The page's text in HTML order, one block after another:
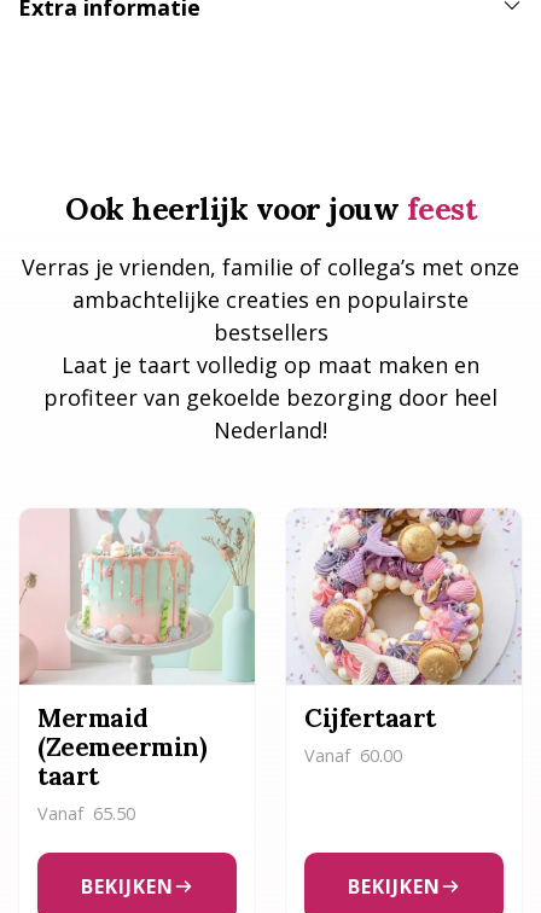
Extra informatie
Ook heerlijk voor jouw feest
Verras je vrienden, familie of collega’s met onze
ambachtelijke creaties en populairste
bestsellers
Laat je taart volledig op maat maken en
profiteer van gekoelde bezorging door heel
Nederland!
Mermaid
(Zeemeermin)
taart
Vanaf 65.50
BEKIJKEN
Cijfertaart
Vanaf 60.00
BEKIJKEN